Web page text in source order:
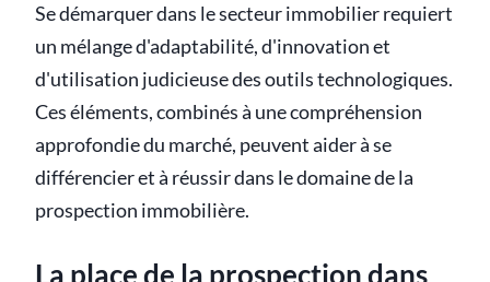
Se démarquer dans le secteur immobilier requiert
un mélange d'adaptabilité, d'innovation et
d'utilisation judicieuse des outils technologiques.
Ces éléments, combinés à une compréhension
approfondie du marché, peuvent aider à se
différencier et à réussir dans le domaine de la
prospection immobilière.
La place de la prospection dans